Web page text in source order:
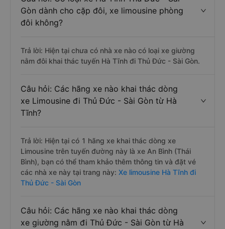
Gòn dành cho cặp đôi, xe limousine phòng
đôi không?
Trả lời: Hiện tại chưa có nhà xe nào có loại xe giường
nằm đôi khai thác tuyến Hà Tĩnh đi Thủ Đức - Sài Gòn.
Câu hỏi: Các hãng xe nào khai thác dòng
xe Limousine đi Thủ Đức - Sài Gòn từ Hà
Tĩnh?
Trả lời: Hiện tại có 1 hãng xe khai thác dòng xe
Limousine trên tuyến đường này là xe An Bình (Thái
Bình), bạn có thể tham khảo thêm thông tin và đặt vé
các nhà xe này tại trang này: Xe limousine Hà Tĩnh đi
Thủ Đức - Sài Gòn
Câu hỏi: Các hãng xe nào khai thác dòng
xe giường nằm đi Thủ Đức - Sài Gòn từ Hà